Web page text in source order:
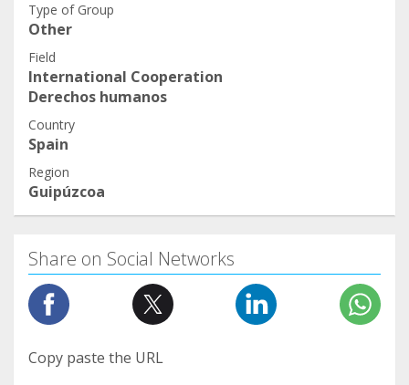
Type of Group
Other
Field
International Cooperation
Derechos humanos
Country
Spain
Region
Guipúzcoa
Share on Social Networks
Copy paste the URL